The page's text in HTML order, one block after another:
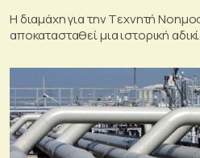
Η διαμάχη για την Tεχνητή
αποκατασταθεί μια ιστορική